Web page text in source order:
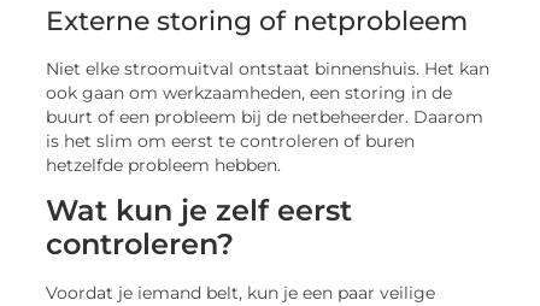
Externe storing of netprobleem
Niet elke stroomuitval ontstaat binnenshuis. Het kan
ook gaan om werkzaamheden, een storing in de
buurt of een probleem bij de netbeheerder. Daarom
is het slim om eerst te controleren of buren
hetzelfde probleem hebben.
Wat kun je zelf eerst
controleren?
Voordat je iemand belt, kun je een paar veilige